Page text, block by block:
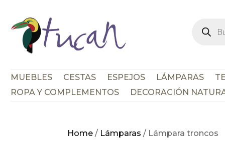
MUEBLES CESTAS ESPEJOS LÁMPARAS
ROPA Y COMPLEMENTOS
DECORACIÓN
Home / Lámparas / Lámpara troncos